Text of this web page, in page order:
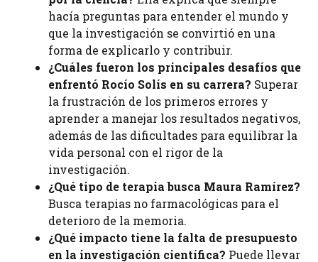
hacía preguntas para entender el mundo y
que la investigación se convirtió en una
forma de explicarlo y contribuir.
¿Cuáles fueron los principales desafíos que
enfrentó Rocío Solís en su carrera? Superar
la frustración de los primeros errores y
aprender a manejar los resultados negativos,
además de las dificultades para equilibrar la
vida personal con el rigor de la
investigación.
¿Qué tipo de terapia busca Maura Ramírez?
Busca terapias no farmacológicas para el
deterioro de la memoria.
¿Qué impacto tiene la falta de presupuesto
en la investigación científica? Puede llevar